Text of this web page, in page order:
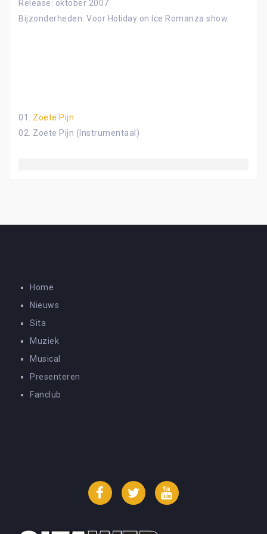
Release: oktober 2007
Bijzonderheden: Voor Holiday on Ice Romanza show.
01. Zoete Pijn
02. Zoete Pijn (Instrumentaal)
Home
Nieuws
Sita
Muziek
Musical
Presenteren
Fanclub
FacebookTwitter YouTube